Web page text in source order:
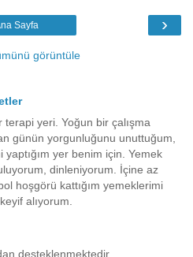
›
Sayfa
görüntüle
yeri. Yoğun bir çalışma
günün yorgunluğunu unuttuğum,
yer benim için. Yemek
dinleniyorum. İçine az
hoşgörü kattığım yemeklerimi
alıyorum.
desteklenmektedir.